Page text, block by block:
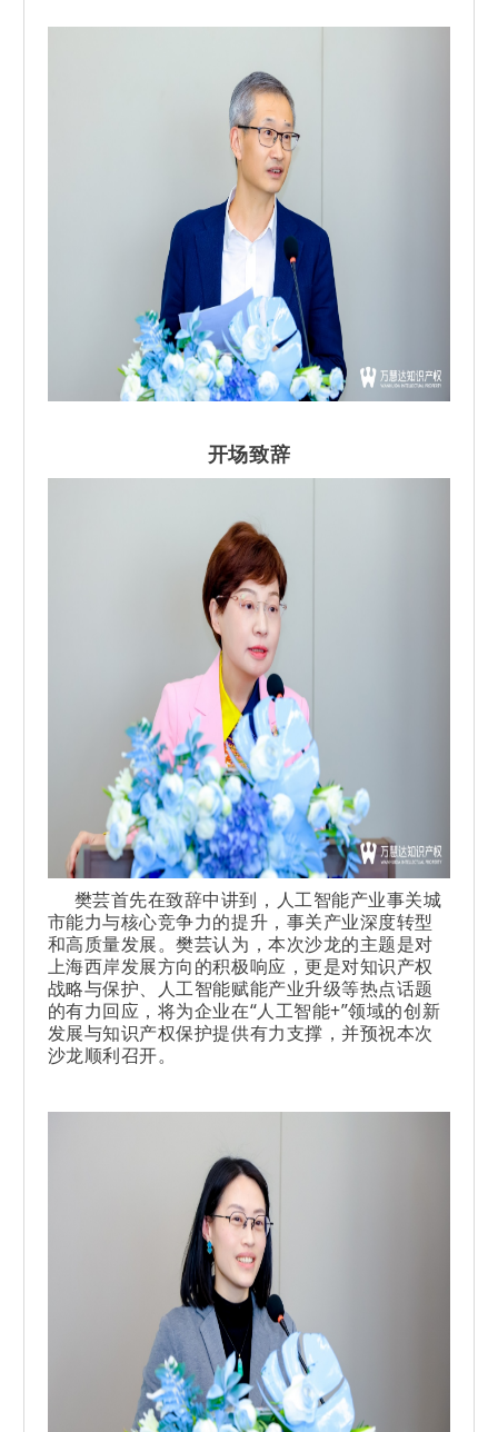
开场致辞
樊芸首先在致辞中讲到，人工智能产业事关城
市能力与核心竞争力的提升，事关产业深度转型
和高质量发展。樊芸认为，本次沙龙的主题是对
上海西岸发展方向的积极响应，更是对知识产权
战略与保护、人工智能赋能产业升级等热点话题
的有力回应，将为企业在“人工智能+”领域的创新
发展与知识产权保护提供有力支撑，并预祝本次
沙龙顺利召开。